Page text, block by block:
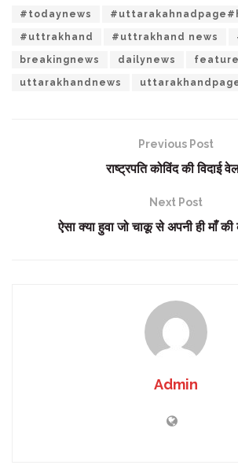
#todaynews
#uttrakhand #uttrakhand news
breakingnews dailynews
uttarakhandnews
Previous Post
राष्ट्रपति कोविंद की विदाई
Next Post
ऐसा क्या हुवा जो चाकू से अपनी ही माँ की
Admin